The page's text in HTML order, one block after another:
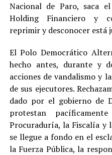
Nacional de Paro, saca
Holding Financiero y
reprimir y desconocer está
El Polo Democrático
hecho antes, durante y
acciones de vandalismo y
de sus ejecutores.
dado por el gobierno de
protestan
Procuraduría, la Fiscalía y
se llegue a fondo en el
la Fuerza Pública, la